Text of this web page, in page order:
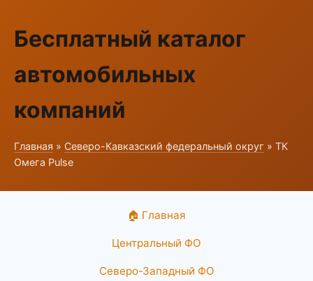
Бесплатный каталог
автомобильных
компаний
Главная » Северо-Кавказский федеральный округ » ТК
Омега Pulse
🏠 Главная
Центральный ФО
Северо-Западный ФО